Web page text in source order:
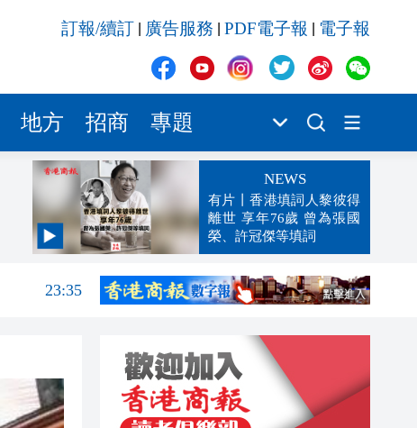
訂報/續訂 廣告服務 PDF電子報 電子報
地方 招商 專題
NEWS
有片丨香港填詞人黎彼得
離世 享年76歲 曾為張國
榮、許冠傑等填詞
23:38
23:35
23:12